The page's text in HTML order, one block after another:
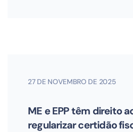
27 DE NOVEMBRO DE 2025
ME e EPP têm direito
regularizar certidão